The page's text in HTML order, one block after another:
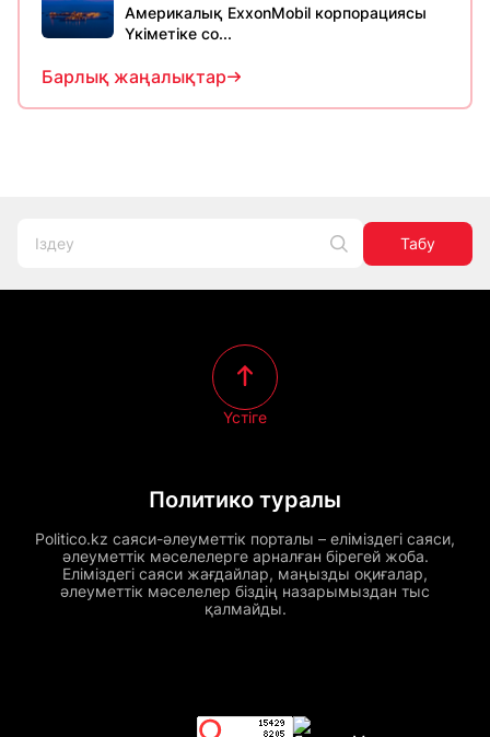
Америкалық ExxonMobil корпорациясы
Үкіметіке со...
Барлық жаңалықтар
Табу
Политико туралы
Politico.kz саяси-әлеуметтік порталы – еліміздегі саяси,
әлеуметтік мәселелерге арналған бірегей жоба.
Еліміздегі саяси жағдайлар, маңызды оқиғалар,
әлеуметтік мәселелер біздің назарымыздан тыс
қалмайды.
Үстіге